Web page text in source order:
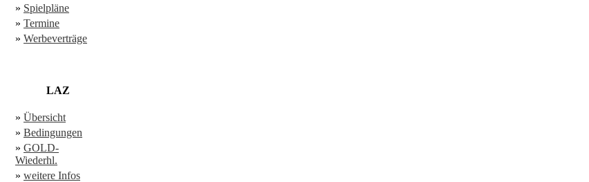
» Spielpläne
» Termine
» Werbeverträge
LAZ
» Übersicht
» Bedingungen
» GOLD-
Wiederhl.
» weitere Infos